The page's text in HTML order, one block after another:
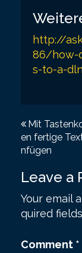
http://
86/how-
s-to-a-
P
o
t
n
a
v
Mit
en fertige
nfügen
Leave a
Your email
quired
Comment *